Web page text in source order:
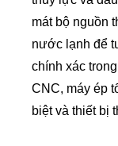
mát bộ nguồn
nước lạnh để
chính xác
CNC, máy ép
biệt và thiết bị